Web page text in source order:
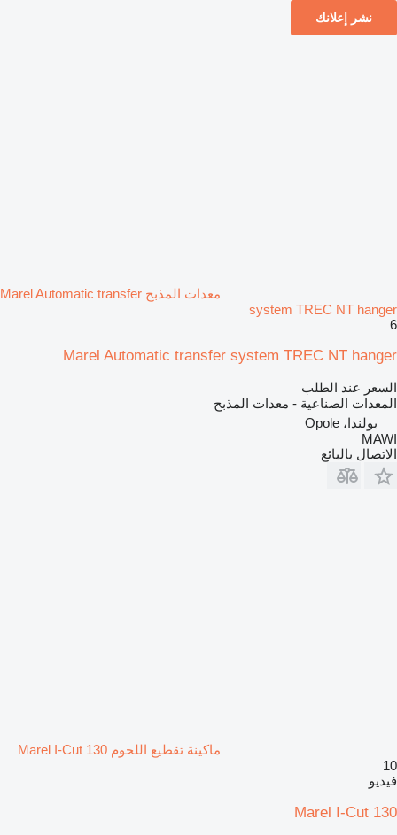
نشر إعلانك
معدات المذبح Marel Automatic transfer
system TREC NT hanger
6
Marel Automatic transfer system TREC NT hanger
السعر عند الطلب
المعدات الصناعية - معدات المذبح
بولندا، Opole
MAWI
الاتصال بالبائع
ماكينة تقطيع اللحوم Marel I-Cut 130
10
فيديو
Marel I-Cut 130